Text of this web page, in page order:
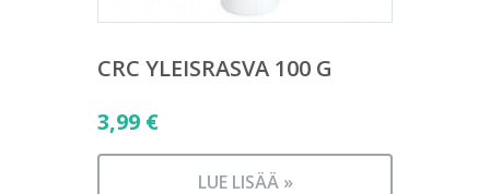
CRC YLEISRASVA 100 G
3,99 €
LUE LISÄÄ »